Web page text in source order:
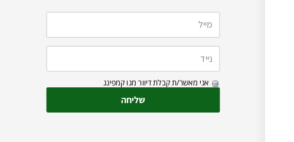
אני מאשר/ת קבלת דיוור מגו קמפינג